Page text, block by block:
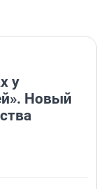
у
Новый